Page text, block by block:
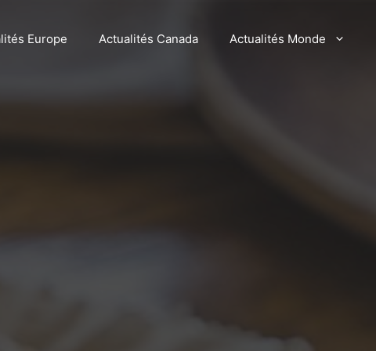
Europe Actualités Canada Actualités Monde